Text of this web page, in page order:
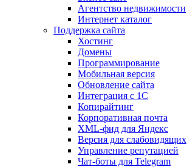
Агентство недвижимости
Интернет каталог
Поддержка сайта
Хостинг
Домены
Программирование
Мобильная версия
Обновление сайта
Интеграция с 1С
Копирайтинг
Корпоративная почта
XML-фид для Яндекс
Версия для слабовидящих
Управление репутацией
Чат-боты для Telegram